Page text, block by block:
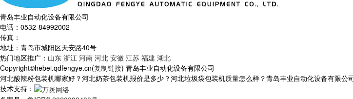
青岛丰业自动化设备有限公司
电话：0532-84992002
传真：
地址：青岛市城阳区天安路40号
热门地区推广： 山东 浙江 河南 河北 安徽 江苏 福建 湖北
Copyright©hebei.qdfengye.cn(复制链接) 青岛丰业自动化设备有限公司
河北酸辣粉包装机哪家好？河北奶茶包装机报价是多少？河北垃圾袋包装机质量怎么样？青岛丰业自动化设备有限
技术支持：